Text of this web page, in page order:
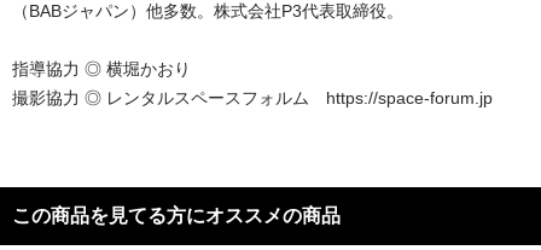
（BABジャパン）他多数。株式会社P3代表取締役。
指導協力 ◎ 横堀かおり
撮影協力 ◎ レンタルスペースフォルム https://space-forum.jp
この商品を見てる方にオススメの商品